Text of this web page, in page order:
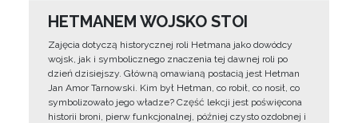
HETMANEM WOJSKO STOI
Zajęcia dotyczą historycznej roli Hetmana jako dowódcy
wojsk, jak i symbolicznego znaczenia tej dawnej roli po
dzień dzisiejszy. Główną omawianą postacią jest Hetman
Jan Amor Tarnowski. Kim był Hetman, co robił, co nosił, co
symbolizowało jego władze? Część lekcji jest poświęcona
historii broni, pierw funkcjonalnej, później czysto ozdobnej i